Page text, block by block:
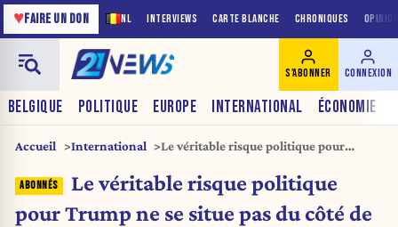
NL INTERVIEWS CARTE BLANCHE CHRONIQUES
♥FAIRE UN DON
BELGIQUE POLITIQUE EUROPE INTERNATIONAL ÉCONOMIE
S'ABONNER CONNEXION
Accueil International
Le véritable risque politique pour
Le véritable risque politique
pour Trump ne se situe pas du côté de